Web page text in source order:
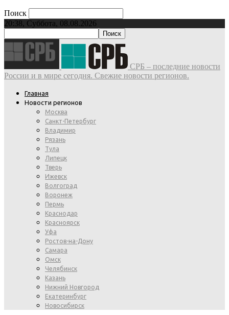
Поиск
20:38, Суббота, 08.08.2026
СРБ – последние новости
России и в мире сегодня. Свежие новости регионов.
Главная
Новости регионов
Москва
Санкт-Петербург
Владимир
Рязань
Тула
Липецк
Тверь
Ижевск
Волгоград
Воронеж
Пермь
Краснодар
Красноярск
Уфа
Ростов-на-Дону
Самара
Омск
Челябинск
Казань
Нижний Новгород
Екатеринбург
Новосибирск